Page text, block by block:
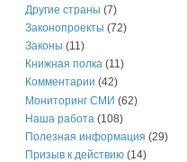
Другие страны (7)
Законопроекты (72)
Законы (11)
Книжная полка (11)
Комментарии (42)
Мониторинг СМИ (62)
Наша работа (108)
Полезная информация (29)
Призыв к действию (14)